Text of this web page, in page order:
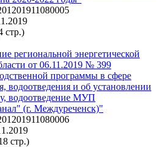
стр.)
региональной энергетической
от 06.11.2019 № 399
программы в сфере
водоотведения и об установлении
водоотведение МУП
(г. Междуреченск)"
стр.)